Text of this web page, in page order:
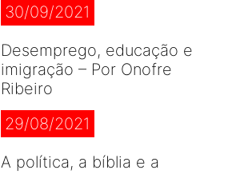
30/09/2021
Desemprego, educação e
imigração – Por Onofre
Ribeiro
29/08/2021
A política, a bíblia e a